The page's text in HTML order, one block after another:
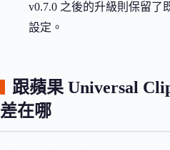
v0.7.0 之後的升級則保留了
設定。
跟蘋果 Universal
差在哪